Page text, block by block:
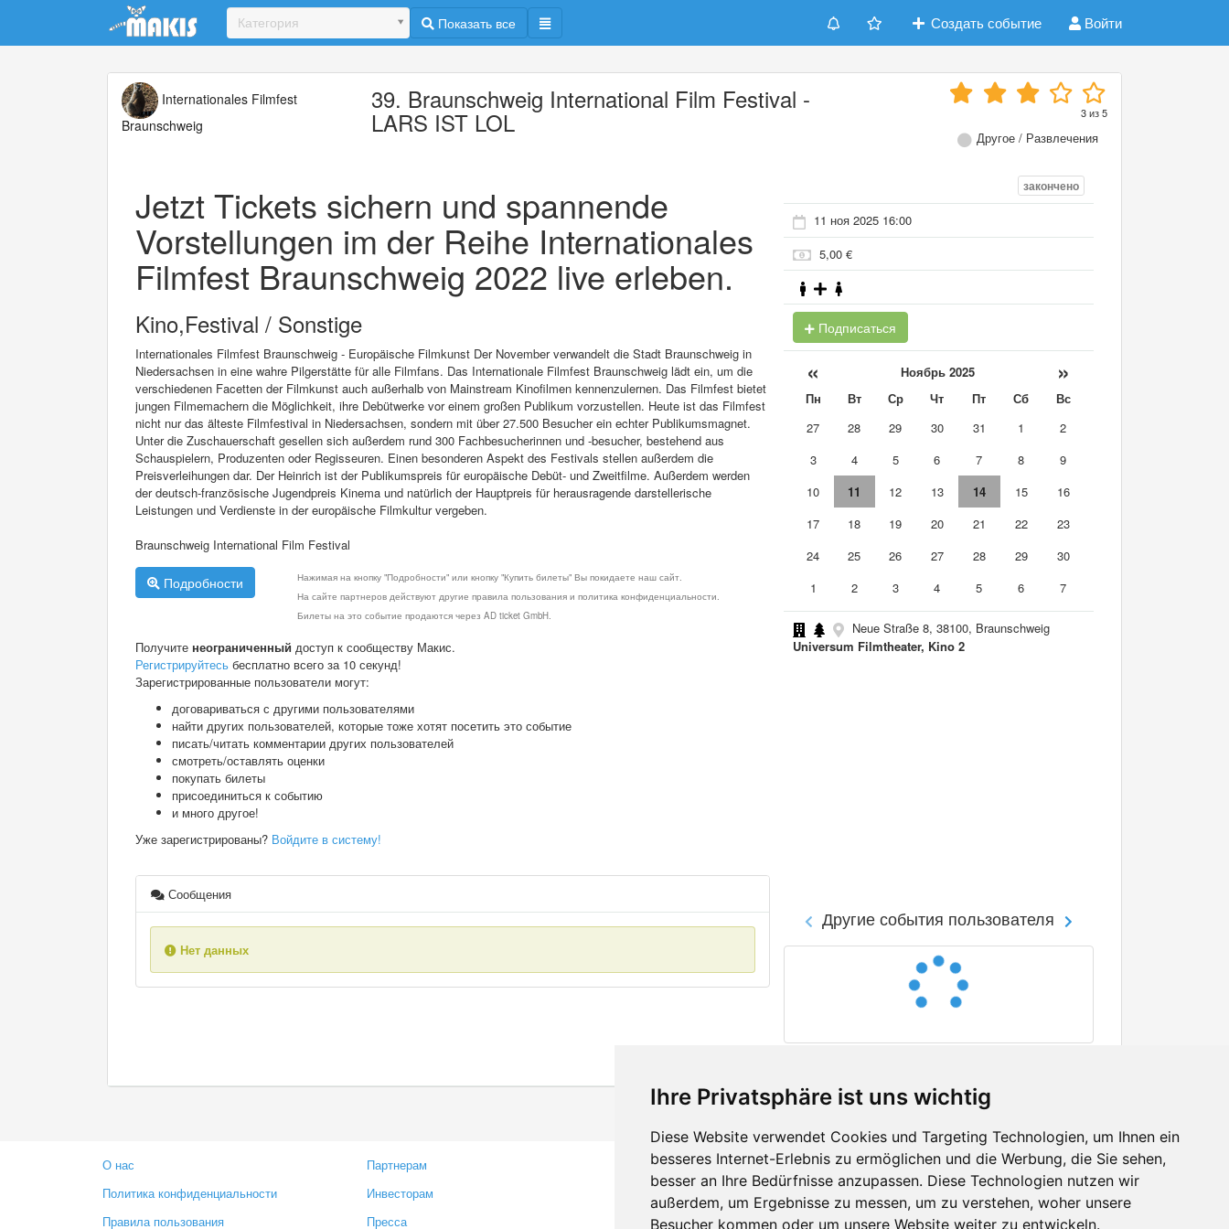
Ihre Privatsphäre ist uns wichtig
Diese Website verwendet Cookies und Targeting Technologien, um Ihnen ein
besseres Internet-Erlebnis zu ermöglichen und die Werbung, die Sie sehen,
besser an Ihre Bedürfnisse anzupassen. Diese Technologien nutzen wir
außerdem, um Ergebnisse zu messen, um zu verstehen, woher unsere
Besucher kommen oder um unsere Website weiter zu entwickeln.
Update cookies preferences
Категория Показать все Создать событие Войти
Internationales Filmfest
Braunschweig
39. Braunschweig International Film Festival -
LARS IST LOL 3из5
Другое / Развлечения
Jetzt Tickets sichern und spannende
Vorstellungen im der Reihe Internationales
Filmfest Braunschweig 2022 live erleben.
Kino,Festival / Sonstige
Internationales Filmfest Braunschweig - Europäische Filmkunst Der November verwandelt die Stadt Braunschweig in
Niedersachsen in eine wahre Pilgerstätte für alle Filmfans. Das Internationale Filmfest Braunschweig lädt ein, um die
verschiedenen Facetten der Filmkunst auch außerhalb von Mainstream Kinofilmen kennenzulernen. Das Filmfest bietet
jungen Filmemachern die Möglichkeit, ihre Debütwerke vor einem großen Publikum vorzustellen. Heute ist das Filmfest
nicht nur das älteste Filmfestival in Niedersachsen, sondern mit über 27.500 Besucher ein echter Publikumsmagnet.
Unter die Zuschauerschaft gesellen sich außerdem rund 300 Fachbesucherinnen und -besucher, bestehend aus
Schauspielern, Produzenten oder Regisseuren. Einen besonderen Aspekt des Festivals stellen außerdem die
Preisverleihungen dar. Der Heinrich ist der Publikumspreis für europäische Debüt- und Zweitfilme. Außerdem werden
der deutsch-französische Jugendpreis Kinema und natürlich der Hauptpreis für herausragende darstellerische
Leistungen und Verdienste in der europäische Filmkultur vergeben.
Braunschweig International Film Festival
Подробности
Нажимая на кнопку "Подробности" или кнопку "Купить билеты" Вы покидаете наш сайт.
На сайте партнеров действуют другие правила пользования и политика конфиденциальности.
Билеты на это событие продаются через AD ticket GmbH.
Получите неограниченный доступ к сообществу Макис.
Регистрируйтесь бесплатно всего за 10 секунд!
Зарегистрированные пользователи могут:
договариваться с другими пользователями
найти других пользователей, которые тоже хотят посетить это событие
писать/читать комментарии других пользователей
смотреть/оставлять оценки
покупать билеты
присоединиться к событию
и много другое!
Уже зарегистрированы? Войдите в систему!
Сообщения
Нет данных
закончено
11 ноя 2025 16:00
5,00 €
Подписаться
« Ноябрь 2025 »
Пн Вт Ср Чт Пт Сб
Вс
27
28 29 30 31 1
2
3
4 5 6 7 8
9
10
11 12 13 14 15
16
17
18 19 20 21 22
23
24
25 26 27 28 29
30
1
2 3 4 5 6 7
Neue Straße 8, 38100, Braunschweig
Universum Filmtheater, Kino 2
Другие события пользователя
О нас
Политика конфиденциальности
Правила пользования
Партнерам
Инвесторам
Пресса
Контакты
Оставить отзыв
Сообщить об ошибке
Facebook
Twitter
YouTube